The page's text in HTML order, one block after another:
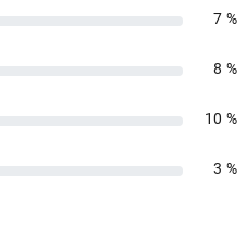
7 %
8 %
10 %
3 %